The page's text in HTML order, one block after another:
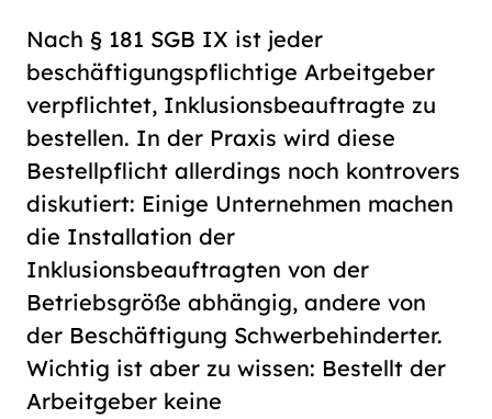
Nach § 181 SGB IX ist jeder
beschäftigungspflichtige Arbeitgeber
verpflichtet, Inklusionsbeauftragte zu
bestellen. In der Praxis wird diese
Bestellpflicht allerdings noch kontrovers
diskutiert: Einige Unternehmen machen
die Installation der
Inklusionsbeauftragten von der
Betriebsgröße abhängig, andere von
der Beschäftigung Schwerbehinderter.
Wichtig ist aber zu wissen: Bestellt der
Arbeitgeber keine